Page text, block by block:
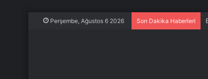
Perşembe, Ağustos 6 2026 Son Dakika Haberleri